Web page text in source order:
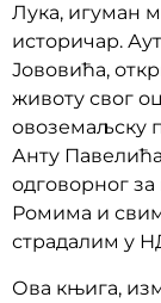
Лука, игуман
историчар.
Јововића,
животу свог
овоземаљску
Анту
одговорног
Ромима и
страдалим у
Ова књига,